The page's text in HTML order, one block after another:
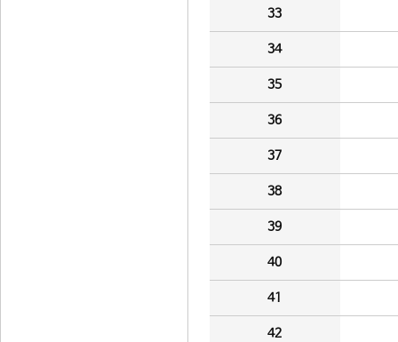
33
34
35
36
37
38
39
40
41
42